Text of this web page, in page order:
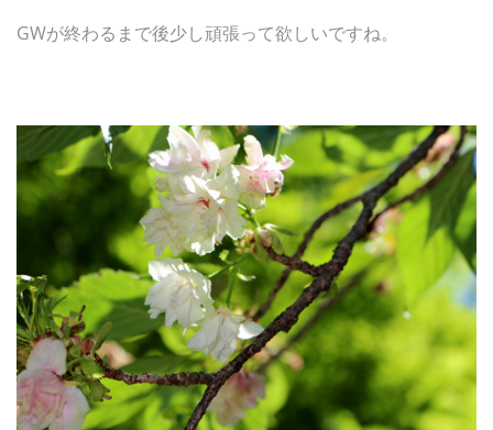
GWが終わるまで後少し頑張って欲しいですね。